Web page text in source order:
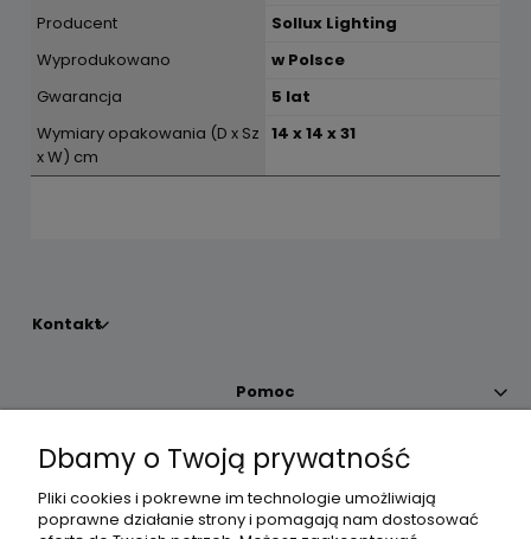
Producent
Sollux Lighting
Wyprodukowano
w Polsce
Gwarancja
5 lat
Wymiary opakowania (D x Sz
x W) cm
14 x 14 x 31
Kontakt
Pomoc
Moje konto
Płatności i dostawa
Dbamy o Twoją prywatność
Pliki cookies i pokrewne im technologie umożliwiają
poprawne działanie strony i pomagają nam dostosować